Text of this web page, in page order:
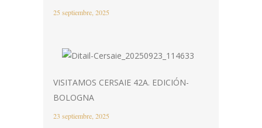
25 septiembre, 2025
VISITAMOS CERSAIE 42A. EDICIÓN-
BOLOGNA
23 septiembre, 2025